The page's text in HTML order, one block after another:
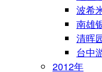
波希
南雄
清晖
台中
2012年